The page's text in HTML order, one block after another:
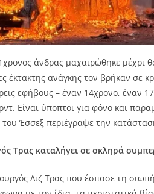
άνδρας μαχαιρώθηκε
έκτακτης ανάγκης τον βρήκαν σε
εφήβους – έναν 14χρονο, έναν
Είναι ύποπτοι για φόνο και
του Έσσεξ περιέγραψε την
Τρας καταλήγει σε σκληρά
Λιζ Τρας που έσπασε τη